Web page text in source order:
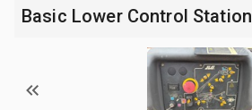
Basic Lower Control Station